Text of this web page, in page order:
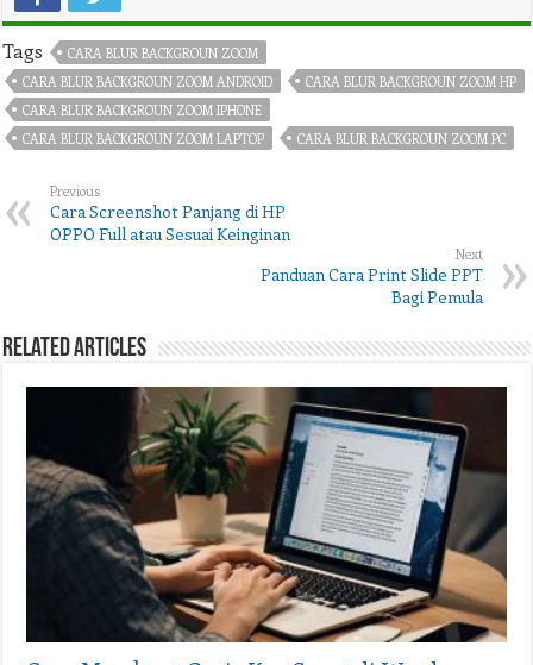
Tags
CARA BLUR BACKGROUN ZOOM
CARA BLUR BACKGROUN ZOOM ANDROID
CARA BLUR BACKGROUN ZOOM HP
CARA BLUR BACKGROUN ZOOM IPHONE
CARA BLUR BACKGROUN ZOOM LAPTOP
CARA BLUR BACKGROUN ZOOM PC
Previous
Cara Screenshot Panjang di HP
OPPO Full atau Sesuai Keinginan
Next
Panduan Cara Print Slide PPT
Bagi Pemula
Related Articles